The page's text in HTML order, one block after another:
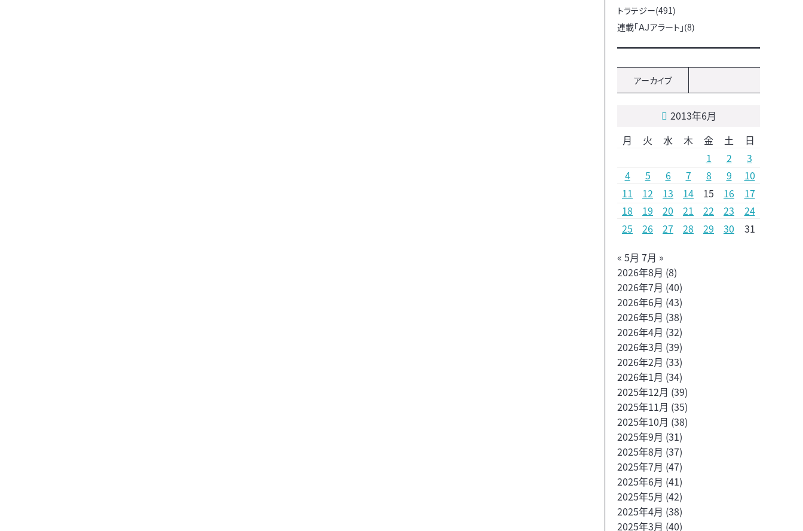
トラテジー(491)
連載「ＡＪアラート」(8)
アーカイブ
2013年6月
月
火 水 木 金 土
日
1
2
3
4
5 6 7 8 9
10
11
12 13 14 15 16
17
18
19 20 21 22 23
24
25
26 27 28 29 30
31
« 5月 7月 »
2026年8月 (8)
2026年7月 (40)
2026年6月 (43)
2026年5月 (38)
2026年4月 (32)
2026年3月 (39)
2026年2月 (33)
2026年1月 (34)
2025年12月 (39)
2025年11月 (35)
2025年10月 (38)
2025年9月 (31)
2025年8月 (37)
2025年7月 (47)
2025年6月 (41)
2025年5月 (42)
2025年4月 (38)
2025年3月 (40)